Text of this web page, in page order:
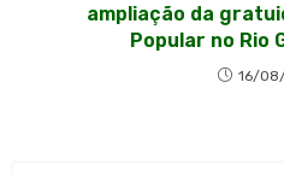
ampliação da
Popular no Rio
16/